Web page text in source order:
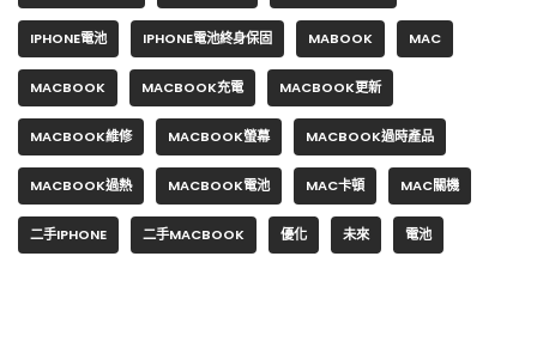
IPHONE電池 IPHONE電池終身保固 MABOOK MAC
MACBOOK MACBOOK充電 MACBOOK更新
MACBOOK維修 MACBOOK螢幕 MACBOOK過時產品
MACBOOK過熱 MACBOOK電池 MAC卡頓 MAC關機
二手IPHONE 二手MACBOOK 優化 未來 電池